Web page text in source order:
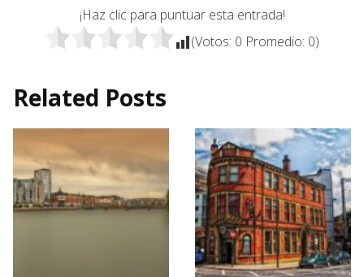
¡Haz clic para puntuar esta entrada!
(Votos: 0 Promedio: 0)
Related Posts